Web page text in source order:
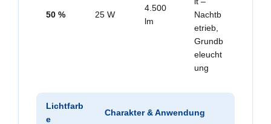
50 % 25 W
4.500
lm
Nachtb
etrieb,
Grundb
eleucht
ung
Lichtfarb
e
Charakter & Anwendung